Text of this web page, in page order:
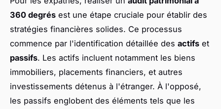
360 degrés est une étape cruciale pour établir des
stratégies financières solides. Ce processus
commence par l'identification détaillée des actifs et
passifs. Les actifs incluent notamment les biens
immobiliers, placements financiers, et autres
investissements détenus à l'étranger. À l'opposé,
les passifs englobent des éléments tels que les